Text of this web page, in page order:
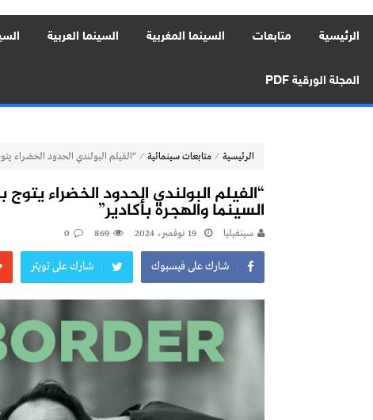
الرئيسية متابعات السينما المغربية السينما العربية
المجلة الورقية PDF
الرئيسية ⁄ متابعات سينمائية ⁄ “الفيلم البولندي الحدود الخضراء يتوج بالجائزة الكبرى في
السينما والهجرة بأكادير”
سينفيليا 19 نوفمبر، 2024 869
0
شارك على فيسبوك شارك على تويتر